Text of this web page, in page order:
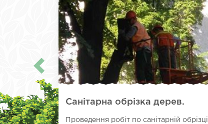
Санітарна обрізка дерев.
Проведення робіт по санітарній обрізці